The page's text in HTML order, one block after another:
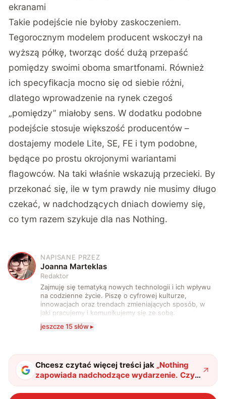
ekranami
Takie podejście nie byłoby zaskoczeniem.
Tegorocznym modelem producent wskoczył na
wyższą półkę, tworząc dość dużą przepaść
pomiędzy swoimi oboma smartfonami. Również
ich specyfikacja mocno się od siebie różni,
dlatego wprowadzenie na rynek czegoś
„pomiędzy” miałoby sens. W dodatku podobne
podejście stosuje większość producentów –
dostajemy modele Lite, SE, FE i tym podobne,
będące po prostu okrojonymi wariantami
flagowców. Na taki właśnie wskazują przecieki. By
przekonać się, ile w tym prawdy nie musimy długo
czekać, w nadchodzących dniach dowiemy się,
co tym razem szykuje dla nas Nothing.
J
NAPISANE PRZEZ
Joanna Marteklas
Redaktor
Zajmuję się tematyką nowych technologii i ich wpływu
na codzienne życie. Piszę o cyfrowej kulturze,
innowacjach oraz trendach zmieniających sposób, w
jaki pracujemy i komunikujemy się ze sobą.
technologii a współczesną popkulturą. W wolnych
jeszcze 15 słów ▸
Chcesz czytać więcej treści jak „Nothing
zapowiada nadchodzące wydarzenie. Czy
pojawi się nowy smartfon?"?